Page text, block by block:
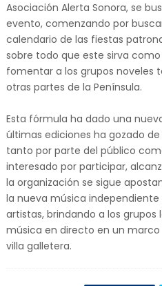
Asociación Alerta Sonora, se
evento, comenzando por
calendario de las fiestas
sobre todo que este sirva
fomentar a los grupos noveles
otras partes de la Península.
Esta fórmula ha dado una
últimas ediciones ha gozado
tanto por parte del público
interesado por participar,
la organización se sigue
la nueva música
artistas, brindando a los grupos
música en directo en un
villa galletera.